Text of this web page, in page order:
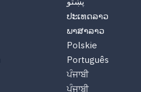
ປະເທດລາວ
ພາສາລາວ
Polskie
Português
ਪੰਜਾਬੀ